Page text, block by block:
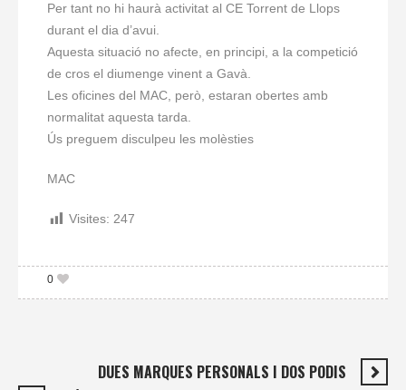
Per tant no hi haurà activitat al CE Torrent de Llops
durant el dia d’avui.
Aquesta situació no afecte, en principi, a la competició
de cros el diumenge vinent a Gavà.
Les oficines del MAC, però, estaran obertes amb
normalitat aquesta tarda.
Ús preguem disculpeu les molèsties
MAC
Visites: 247
0
DUES MARQUES PERSONALS I DOS PODIS